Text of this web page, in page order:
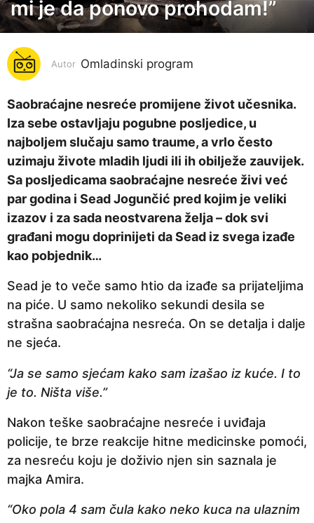
g
o
n
a
p
r
i
j
e
6
g
o
i
n
a
p
r
e
mi je da ponovo prohodam!”
Autor Omladinski program
Saobraćajne nesreće promijene život učesnika.
Iza sebe ostavljaju pogubne posljedice, u
najboljem slučaju samo traume, a vrlo često
uzimaju živote mladih ljudi ili ih obilježe zauvijek.
Sa posljedicama saobraćajne nesreće živi već
par godina i Sead Jogunčić pred kojim je veliki
izazov i za sada neostvarena želja – dok svi
građani mogu doprinijeti da Sead iz svega izađe
kao pobjednik…
Sead je to veče samo htio da izađe sa prijateljima
na piće. U samo nekoliko sekundi desila se
strašna saobraćajna nesreća. On se detalja i dalje
ne sjeća.
“Ja se samo sjećam kako sam izašao iz kuće. I to
je to. Ništa više.”
Nakon teške saobraćajne nesreće i uviđaja
policije, te brze reakcije hitne medicinske pomoći,
za nesreću koju je doživio njen sin saznala je
majka Amira.
“Oko pola 4 sam čula kako neko kuca na ulaznim